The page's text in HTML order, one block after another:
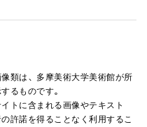
類は、多摩美術大学美術館が所
るものです。
トに含まれる画像やテキスト
許諾を得ることなく利用するこ